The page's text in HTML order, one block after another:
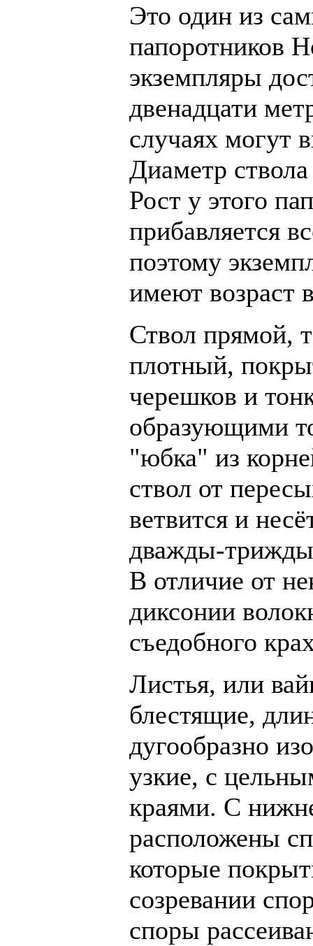
Это один из
папоротников
экземпляры
двенадцати
случаях могут
Диаметр
Рост у этого
прибавляется
поэтому
имеют возраст
Ствол прямой,
плотный,
черешков и
образующими
"юбка" из
ствол от
ветвится и
дважды-трижды
В отличие от
диксонии
съедобного
Листья, или
блестящие,
дугообразно
узкие, с
краями. С
расположены
которые
созревании
споры